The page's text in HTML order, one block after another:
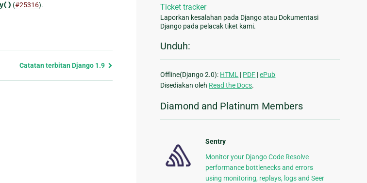
(#25316).
Catatan terbitan Django 1.9
Ticket tracker
Laporkan kesalahan pada Django atau Dokumentasi
Django pada pelacak tiket kami.
Unduh:
Offline(Django 2.0): HTML | PDF |ePub
Disediakan oleh Read the Docs.
Diamond and Platinum Members
Sentry
Monitor your Django Code Resolve
performance bottlenecks and errors
using monitoring, replays, logs and Seer